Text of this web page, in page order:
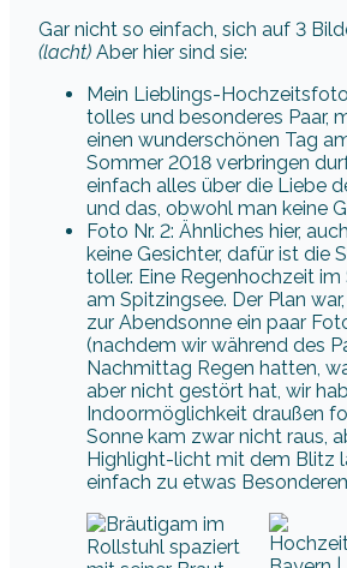
Gar nicht so einfach, sich auf 3
(lacht) Aber hier sind sie:
Mein Lieblings-Hochzeitsfoto
tolles und besonderes Paar,
einen wunderschönen Tag
Sommer 2018 verbringen
einfach alles über die Liebe
und das, obwohl man keine
Foto Nr. 2: Ähnliches hier,
keine Gesichter, dafür ist die
toller. Eine Regenhochzeit
am Spitzingsee. Der Plan
zur Abendsonne ein paar
(nachdem wir während des
Nachmittag Regen hatten,
aber nicht gestört hat, wir
Indoormöglichkeit draußen
Sonne kam zwar nicht raus,
Highlight-licht mit dem Blitz
einfach zu etwas